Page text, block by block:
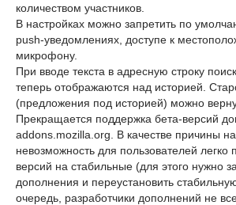
количеством участников.
В настройках можно запретить по
push-уведомлениях, доступе к
микрофону.
При вводе текста в адресную строку
теперь отображаются над историей.
(предложения под историей) можно
Прекращается поддержка бета-версий
addons.mozilla.org. В качестве причины
невозможность для пользователей легко
версий на стабильные (для этого нужно
дополнения и переустановить
очередь, разработчики дополнений не